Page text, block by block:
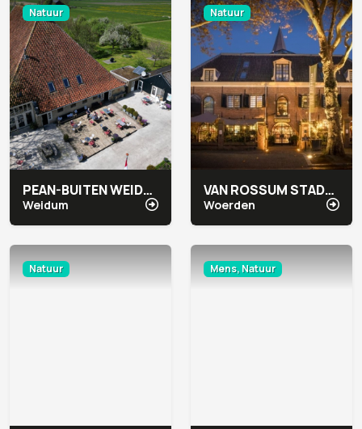
Natuur
PEAN-BUITEN WEIDUM
Weidum
Natuur
VAN ROSSUM STADSHOTEL
Woerden
Natuur Mens, Natuur